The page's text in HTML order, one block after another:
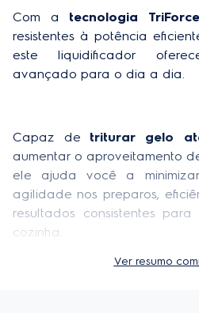
Indicador de volume
Cor predominante
Comprimento do cabo elétrico (m)
Armazenamento do cabo elétrico
Acessórios Inclusos
Capacidade total (L)
Com a tecnologia TriForce
resistentes à potência
este liquidificador
avançado para o dia a dia.
Capaz de triturar gelo
aumentar o aproveitamento
ele ajuda você a
agilidade nos preparos,
resultados consistentes
cozinha.
Ver resumo